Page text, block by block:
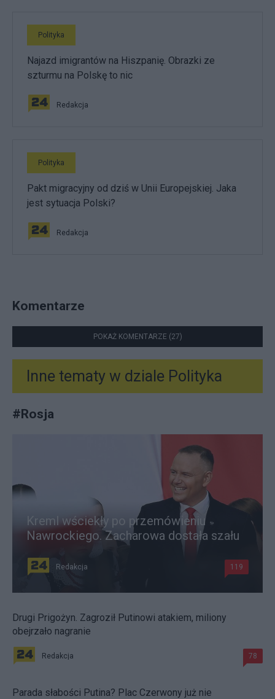
Polityka
Najazd imigrantów na Hiszpanię. Obrazki ze
szturmu na Polskę to nic
Redakcja
Polityka
Pakt migracyjny od dziś w Unii Europejskiej. Jaka
jest sytuacja Polski?
Redakcja
Komentarze
POKAŻ KOMENTARZE (27)
Inne tematy w dziale Polityka
#Rosja
Kreml wściekły po przemówieniu
Nawrockiego. Zacharowa dostała szału
Redakcja 119
Drugi Prigożyn. Zagroził Putinowi atakiem, miliony
obejrzało nagranie
Redakcja 78
Parada słabości Putina? Plac Czerwony już nie